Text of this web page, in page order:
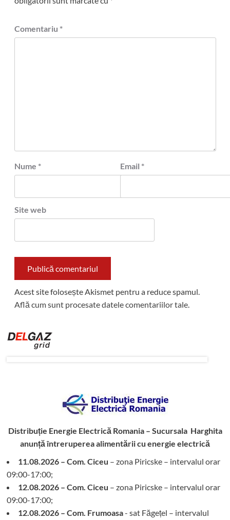
Comentariu *
Nume * Email *
Site web
Acest site folosește Akismet pentru a reduce spamul.
Află cum sunt procesate datele comentariilor tale.
Distribuție Energie Electrică Romania – Sucursala Harghita
anunță întreruperea alimentării cu energie electrică
11.08.2026 – Com. Ciceu – zona Piricske – intervalul orar
09:00-17:00;
12.08.2026 – Com. Ciceu – zona Piricske – intervalul orar
09:00-17:00;
12.08.2026 – Com. Frumoasa- sat Făgețel – intervalul